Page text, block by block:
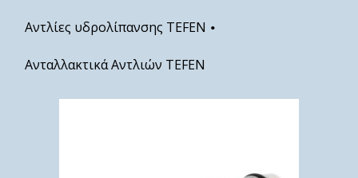
Αντλίες υδρολίπανσης TEFEN •
Ανταλλακτικά Αντλιών TEFEN